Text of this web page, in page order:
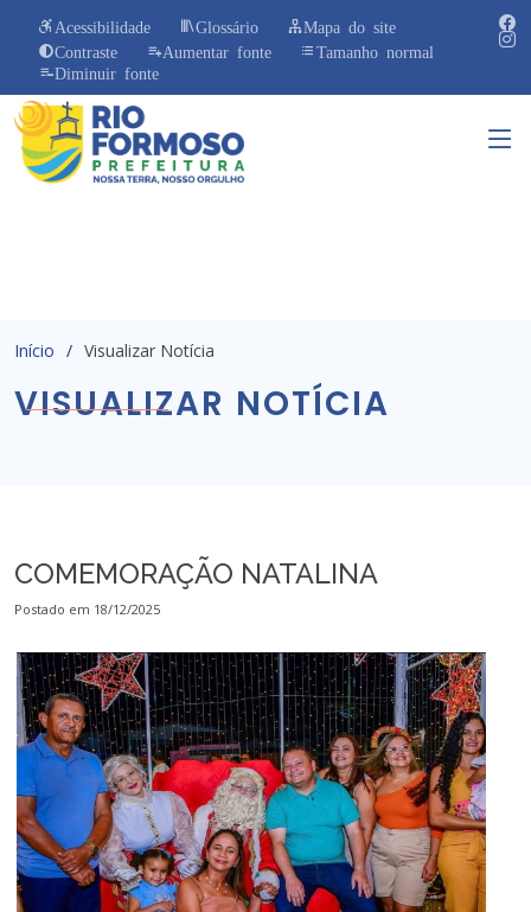
Acessibilidade Glossário
Mapa do site
Contraste
Aumentar fonte
Tamanho normal
Diminuir fonte
Início Visualizar Notícia
VISUALIZAR NOTÍCIA
COMEMORAÇÃO NATALINA
Postado em 18/12/2025